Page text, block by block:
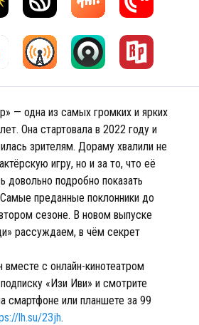
— одна из самых громких и ярких
Она стартовала в 2022 году и
зрителям. Дораму хвалили не
игру, но и за то, что её
довольно подробно показать
преданные поклонники до
сезоне. В новом выпуске
рассуждаем, в чём секрет
вместе с онлайн-кинотеатром
«Изи Иви» и смотрите
или планшете за 99
lh.su/23jh.